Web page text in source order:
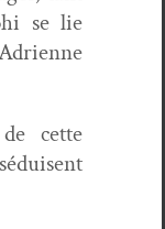
se lie
cette